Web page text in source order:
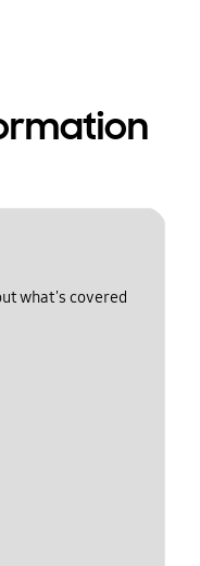
what's covered